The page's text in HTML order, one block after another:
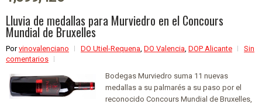
Lluvia de medallas para Murviedro en el Concours
Mundial de Bruxelles
Porvinovalenciano DO Utiel-Requena DO Valencia DOP Alicante
Sin
comentarios
Bodegas Murviedro suma 11 nuevas
medallas a su palmarés a su paso por el
reconocido Concours Mundial de Bruxelles,